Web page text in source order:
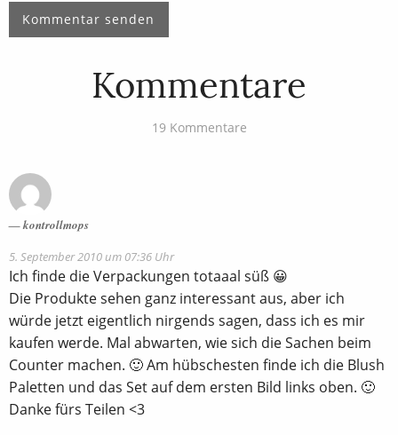
Kommentare
19 Kommentare
kontrollmops
5. September 2010 um 07:36 Uhr
Ich finde die Verpackungen totaaal süß 😀
Die Produkte sehen ganz interessant aus, aber ich
würde jetzt eigentlich nirgends sagen, dass ich es mir
kaufen werde. Mal abwarten, wie sich die Sachen beim
Counter machen. 🙂 Am hübschesten finde ich die Blush
Paletten und das Set auf dem ersten Bild links oben. 🙂
Danke fürs Teilen <3